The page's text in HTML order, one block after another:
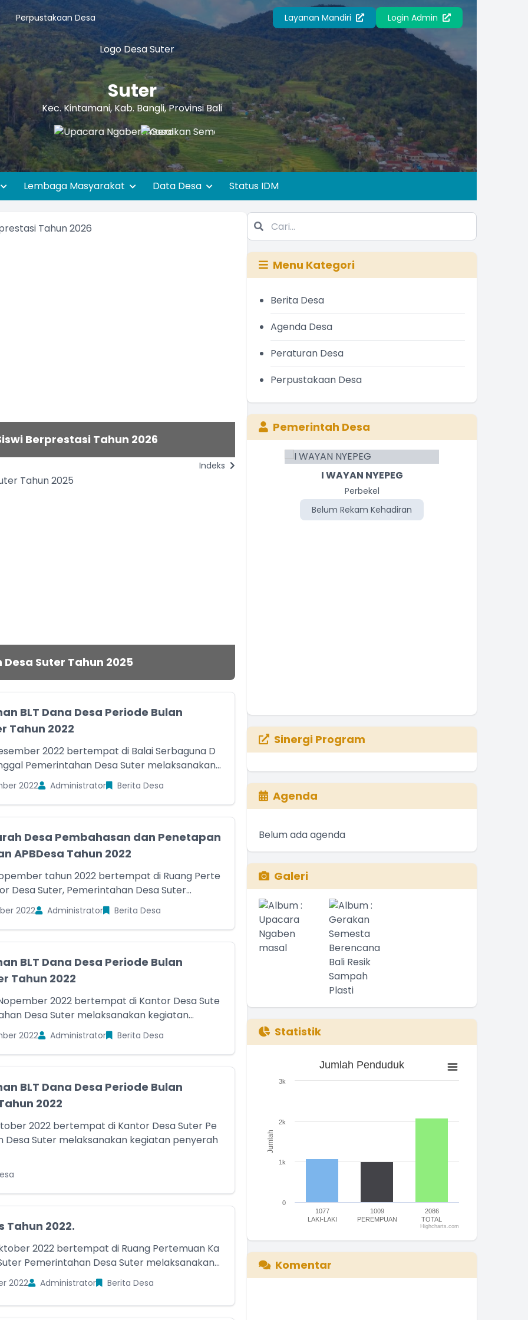
Perpustakaan Desa Layanan Mandiri Login Admin
Suter
Kec. Kintamani, Kab. Bangli, Provinsi Bali
Lembaga Masyarakat Data Desa Status IDM
Berprestasi Tahun 2026
Bulan Juli Tahun 2026 Musyawarah Desa RKPDes Tahun 2027
Indeks
Suter Tahun 2025
BLT Dana Desa Periode Bulan
Tahun 2022
2022 bertempat di Balai Serbaguna D
Pemerintahan Desa Suter melaksanakan...
2022 Administrator Berita Desa
Desa Pembahasan dan Penetapan
APBDesa Tahun 2022
tahun 2022 bertempat di Ruang Perte
Desa Suter, Pemerintahan Desa Suter...
2022 Administrator Berita Desa
BLT Dana Desa Periode Bulan
Tahun 2022
2022 bertempat di Kantor Desa Sute
Desa Suter melaksanakan kegiatan...
2022 Administrator Berita Desa
BLT Dana Desa Periode Bulan
2022
2022 bertempat di Kantor Desa Suter Pe
Desa Suter melaksanakan kegiatan penyerah
Tahun 2022.
2022 bertempat di Ruang Pertemuan Ka
Pemerintahan Desa Suter melaksanakan...
2022 Administrator Berita Desa
Menu Kategori
Berita Desa
Agenda Desa
Peraturan Desa
Perpustakaan Desa
Pemerintah Desa
I WAYAN NYEPEG
Perbekel
Belum Rekam Kehadiran
I MADE PUJANA
Staf Desa
Belum Rekam Kehadiran
Sinergi Program
Agenda
Belum ada agenda
Galeri
Statistik
Jumlah Penduduk
The chart has 1 X axis displaying categories.
Jumlah
Jumlah Penduduk
1077
LAKI-LAKI
1009
PEREMPUAN
2086
TOTAL
0
1k
2k
3k
Highcharts.com
Komentar